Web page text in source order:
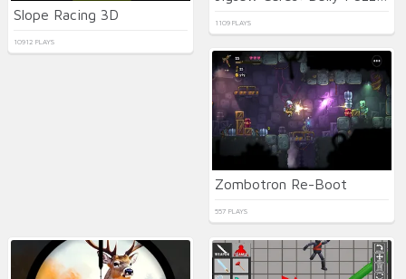
Slope Racing 3D
10912 PLAYS
1109 PLAYS
Zombotron Re-Boot
557 PLAYS